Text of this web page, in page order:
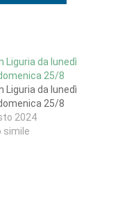
Liguria da lunedì
25/8
Liguria da lunedì
25/8
2024
simile